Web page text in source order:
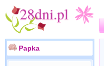
Papka